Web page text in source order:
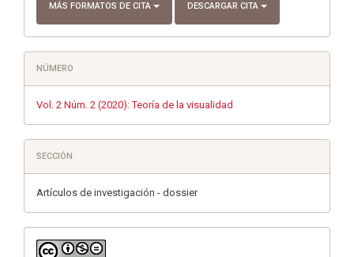
MÁS FORMATOS DE CITA DESCARGAR CITA
NÚMERO
Vol. 2 Núm. 2 (2020): Teoría de la visualidad
SECCIÓN
Artículos de investigación - dossier